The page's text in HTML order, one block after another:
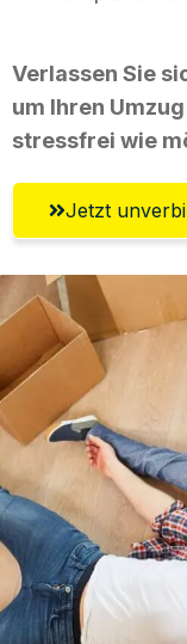
Verlassen Sie
um Ihren
stressfrei wie
Jetzt